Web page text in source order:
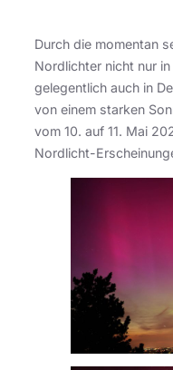
Durch die momentan
Nordlichter nicht nur
gelegentlich auch in
von einem starken
vom 10. auf 11. Mai
Nordlicht-